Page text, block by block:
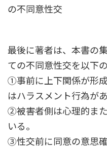
の不同意性交
最後に著者は、本書の
ての不同意性交を以下
①事前に上下関係が形
はハラスメント行為があ
②被害者側は心理的ま
いる。
③性交前に同意の意思